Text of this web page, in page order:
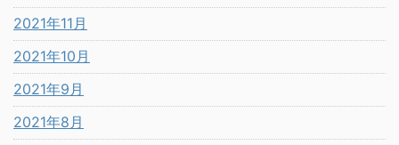
2021年11月
2021年10月
2021年9月
2021年8月